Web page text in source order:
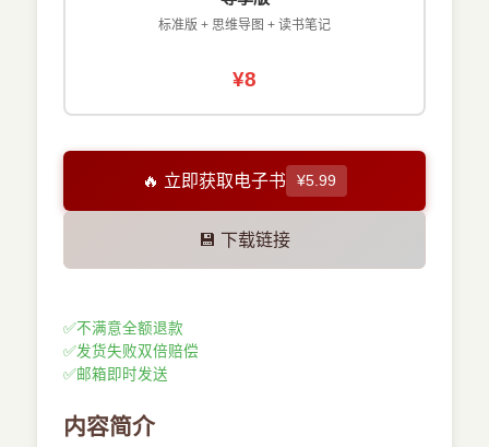
标准版 + 思维导图 + 读书笔记
¥8
🔥 立即获取电子书 ¥5.99
💾 下载链接
✅不满意全额退款
✅发货失败双倍赔偿
✅邮箱即时发送
内容简介